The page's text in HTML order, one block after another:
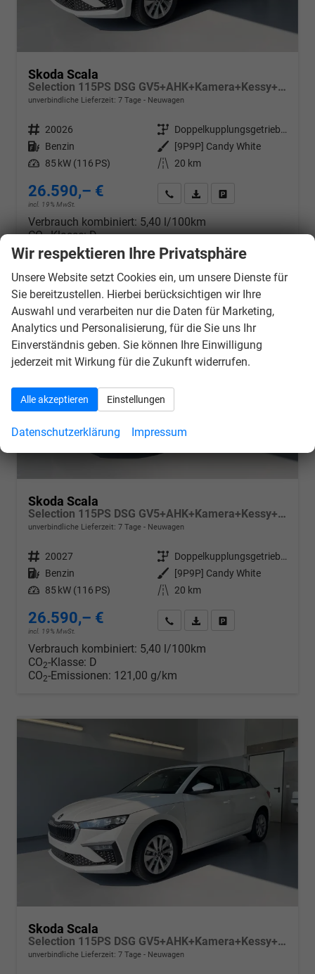
Skoda Scala
Selection 115PS DSG GV5+AHK+Kamera+Kessy+PDC+Sitzheiz+Alu16+Climatronic
unverbindliche Lieferzeit: 7 Tage Neuwagen
Fahrzeugnr. 20026 Getriebe
Doppelkupplungsgetriebe (DSG)
Kraftstoff Benzin Außenfarbe
[9P9P] Candy White
Leistung 85 kW (116 PS) Kilometerstand 20 km
26.590,– €
incl. 19% MwSt.
Wir rufen Sie anPDF-Datei, Fahrzeugexposé
Verbrauch kombiniert: 5,40 l/100km
CO -Klasse: D
CO2-Emissionen:121,00 g/km
Skoda Scala
Selection 115PS DSG GV5+AHK+Kamera+Kessy+PDC+Sitzheiz+Alu16+Climatronic
unverbindliche Lieferzeit: 7 Tage Neuwagen
Fahrzeugnr. 20027 Getriebe
Doppelkupplungsgetriebe (DSG)
Kraftstoff Benzin Außenfarbe
[9P9P] Candy White
Leistung 85 kW (116 PS) Kilometerstand 20 km
26.590,– €
incl. 19% MwSt.
Wir rufen Sie anPDF-Datei, Fahrzeugexposé
Verbrauch kombiniert: 5,40 l/100km
CO2-Klasse: D
CO2-Emissionen: 121,00 g/km
Skoda Scala
Selection 115PS DSG GV5+AHK+Kamera+Kessy+PDC+Sitzheiz+Alu16+Climatronic
unverbindliche Lieferzeit: 7 Tage Neuwagen
Wir respektieren Ihre Privatsphäre
Unsere Website setzt Cookies ein, um unsere Dienste für
Sie bereitzustellen. Hierbei berücksichtigen wir Ihre
Auswahl und verarbeiten nur die Daten für Marketing,
Analytics und Personalisierung, für die Sie uns Ihr
Einverständnis geben. Sie können Ihre Einwilligung
jederzeit mit Wirkung für die Zukunft widerrufen.
Alle akzeptieren Einstellungen
Datenschutzerklärung Impressum